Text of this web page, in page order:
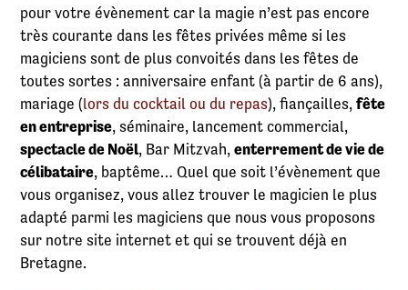
pour votre évènement car la magie n’est pas encore
très courante dans les fêtes privées même si les
magiciens sont de plus convoités dans les fêtes de
toutes sortes : anniversaire enfant (à partir de 6 ans),
mariage (lors du cocktail ou du repas), fiançailles,fête
en entreprise, séminaire, lancement commercial,
spectacle de Noël, Bar Mitzvah,enterrement de vie de
célibataire, baptême… Quel que soit l’évènement que
vous organisez, vous allez trouver le magicien le plus
adapté parmi les magiciens que nous vous proposons
sur notre site internet et qui se trouvent déjà en
Bretagne.